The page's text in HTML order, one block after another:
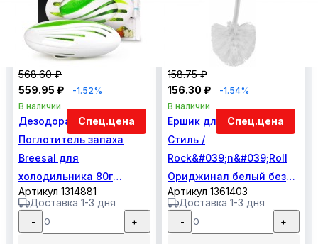
Спец.цена
568.60 ₽
559.95 ₽
-1.52%
В наличии
Дезодоратор
Поглотитель запаха
Breesal для
холодильника 80г
основнойблок
Артикул 1314881
Доставка 1-3 дня
- +
Спец.цена
158.75 ₽
156.30 ₽
-1.54%
В наличии
Ершик для унитаза
Стиль /
Rock&#039;n&#039;Roll
Ориджинал белый без
подставки
Артикул 1361403
Доставка 1-3 дня
- +